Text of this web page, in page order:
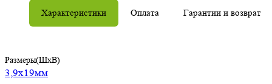
Характеристики Оплата Гарантии и возврат
Размеры(ШхВ)
3,9х19мм